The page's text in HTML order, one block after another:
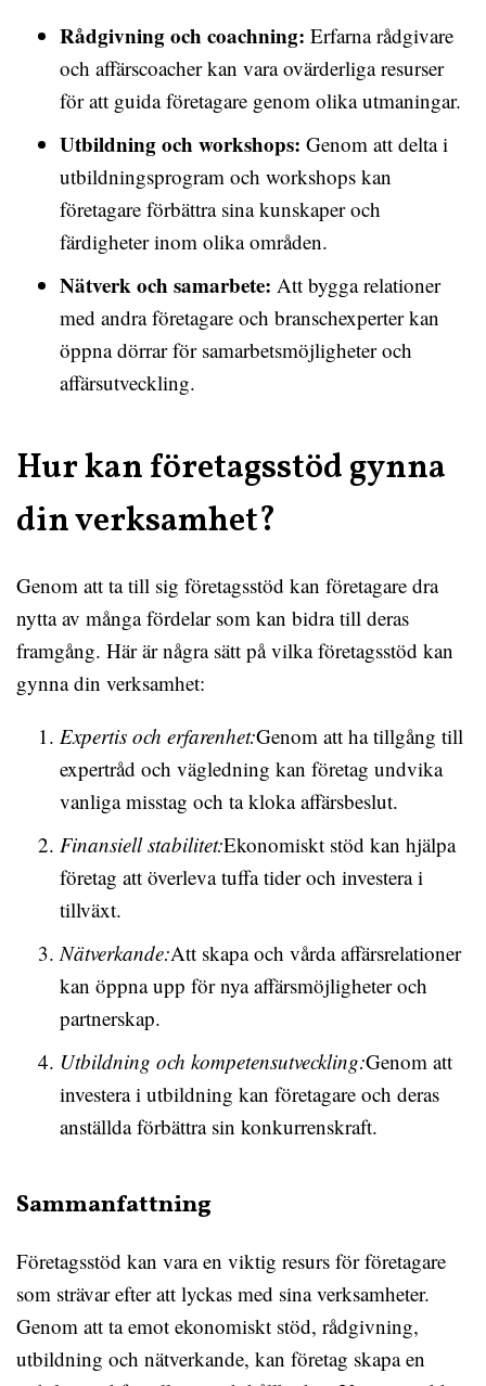
Rådgivning och coachning: Erfarna rådgivare
och affärscoacher kan vara ovärderliga resurser
för att guida företagare genom olika utmaningar.
Utbildning och workshops: Genom att delta i
utbildningsprogram och workshops kan
företagare förbättra sina kunskaper och
färdigheter inom olika områden.
Nätverk och samarbete: Att bygga relationer
med andra företagare och branschexperter kan
öppna dörrar för samarbetsmöjligheter och
affärsutveckling.
Hur kan företagsstöd gynna
din verksamhet?
Genom att ta till sig företagsstöd kan företagare dra
nytta av många fördelar som kan bidra till deras
framgång. Här är några sätt på vilka företagsstöd kan
gynna din verksamhet:
Expertis och erfarenhet:Genom att ha tillgång till
expertråd och vägledning kan företag undvika
vanliga misstag och ta kloka affärsbeslut.
Finansiell stabilitet:Ekonomiskt stöd kan hjälpa
företag att överleva tuffa tider och investera i
tillväxt.
Nätverkande:Att skapa och vårda affärsrelationer
kan öppna upp för nya affärsmöjligheter och
partnerskap.
Utbildning och kompetensutveckling:Genom att
investera i utbildning kan företagare och deras
anställda förbättra sin konkurrenskraft.
Sammanfattning
Företagsstöd kan vara en viktig resurs för företagare
som strävar efter att lyckas med sina verksamheter.
Genom att ta emot ekonomiskt stöd, rådgivning,
utbildning och nätverkande, kan företag skapa en